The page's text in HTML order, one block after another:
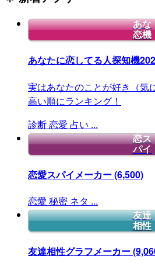
あな
恋機
あなたに恋してる人探知機
実はあなたのことが好き（気
高い順にランキング！
診断恋愛 占い ...
恋ス
パイ
恋愛スパイメーカー(6,500)
恋愛 秘密 ネタ ...
友達
相性
友達相性グラフメーカー